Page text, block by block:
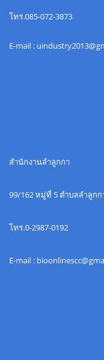
โทร.085-072-3873
E-mail :
สำนักงานลำลูกกา
99/162 หมู่ที่ 5 ตำบลลำลูก
โทร.0-2987-0192
E-mail :